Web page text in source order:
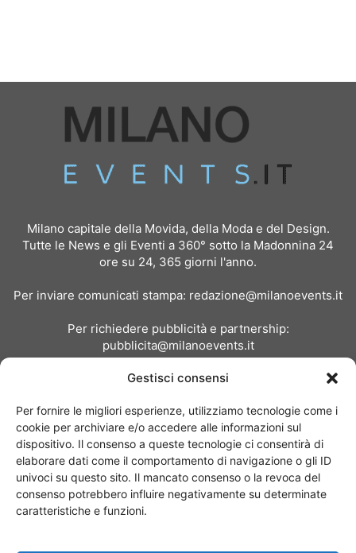
Gestisci consensi
Per fornire le migliori esperienze, utilizziamo tecnologie come i
cookie per archiviare e/o accedere alle informazioni sul
dispositivo. Il consenso a queste tecnologie ci consentirà di
elaborare dati come il comportamento di navigazione o gli ID
univoci su questo sito. Il mancato consenso o la revoca del
consenso potrebbero influire negativamente su determinate
caratteristiche e funzioni.
Milano capitale della Movida, della Moda e del Design.
Tutte le News e gli Eventi a 360° sotto la Madonnina 24
ore su 24, 365 giorni l'anno.
Per inviare comunicati stampa: redazione@milanoevents.it
Per richiedere pubblicità e partnership:
pubblicita@milanoevents.it
Chi siamo I Nostri Clienti